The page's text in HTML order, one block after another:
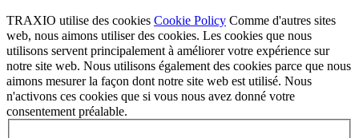
TRAXIO utilise des cookies Cookie Policy Comme d'autres sites
web, nous aimons utiliser des cookies. Les cookies que nous
utilisons servent principalement à améliorer votre expérience sur
notre site web. Nous utilisons également des cookies parce que nous
aimons mesurer la façon dont notre site web est utilisé. Nous
n'activons ces cookies que si vous nous avez donné votre
consentement préalable.